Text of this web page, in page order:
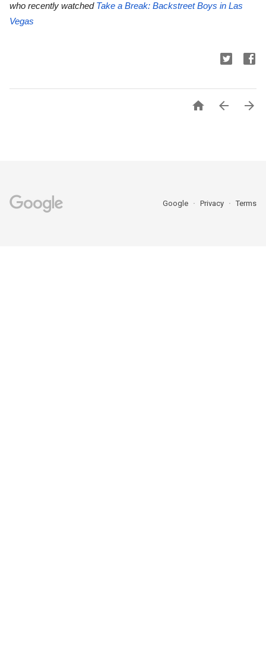
who recently watched Take a Break: Backstreet Boys in Las
Vegas
  
Google Privacy Terms